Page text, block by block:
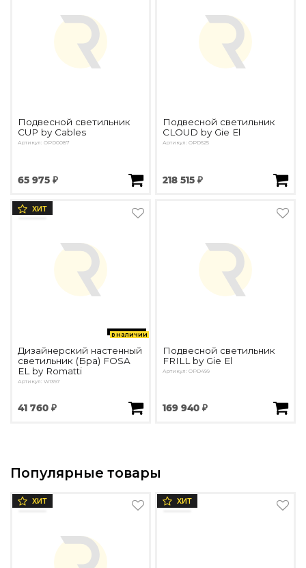
Подвесной светильник
CUP by Cables
Артикул: OPD0087
65 975 ₽
Подвесной светильник
CLOUD by Gie El
Артикул: OPD625
218 515 ₽
в наличии
ХИТ
Дизайнерский настенный
светильник (Бра) FOSA
EL by Romatti
Артикул: W1397
41 760 ₽
Подвесной светильник
FRILL by Gie El
Артикул: OPD499
169 940 ₽
Популярные товары
ХИТ ХИТ